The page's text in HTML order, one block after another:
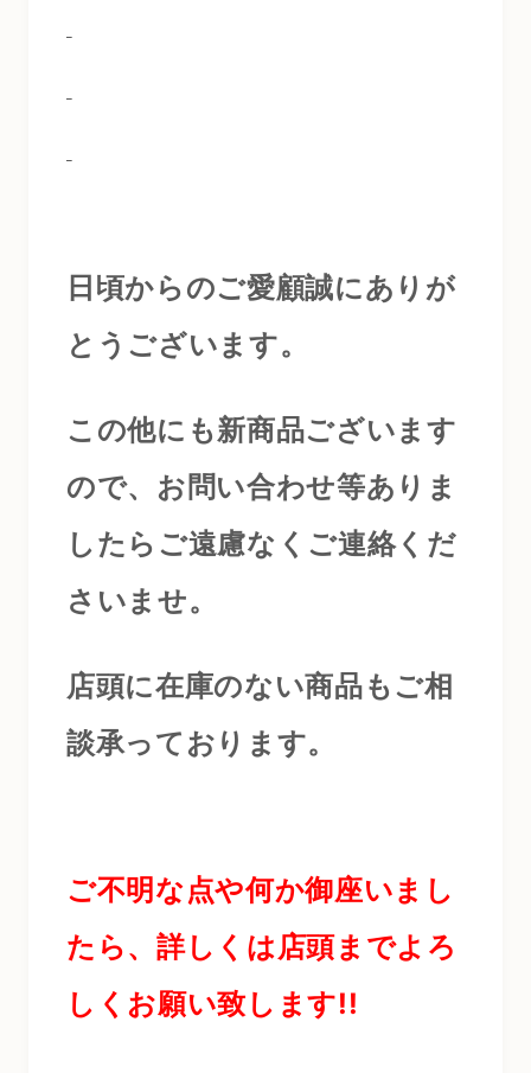
日頃からのご愛顧誠にありが
とうございます。
この他にも新商品ございます
ので、お問い合わせ等ありま
したらご遠慮なくご連絡くだ
さいませ。
店頭に在庫のない商品もご相
談承っております。
ご不明な点や何か御座いまし
たら、詳しくは店頭までよろ
しくお願い致します!!